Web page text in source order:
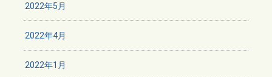
2022年5月
2022年4月
2022年1月